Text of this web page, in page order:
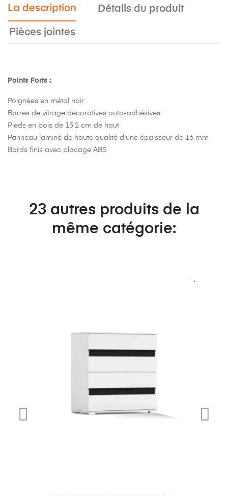
La description Détails du produit
Pièces jointes
Points Forts :
Poignées en métal noir
Barres de vitrage décoratives auto-adhésives
Pieds en bois de 15.2 cm de haut
Panneau laminé de haute qualité d'une épaisseur de 16 mm
Bords finis avec placage ABS
23 autres produits de la
même catégorie: